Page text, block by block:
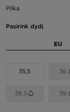
Pilka
Pasirink dydį
EU
35,5 36
38,5 39